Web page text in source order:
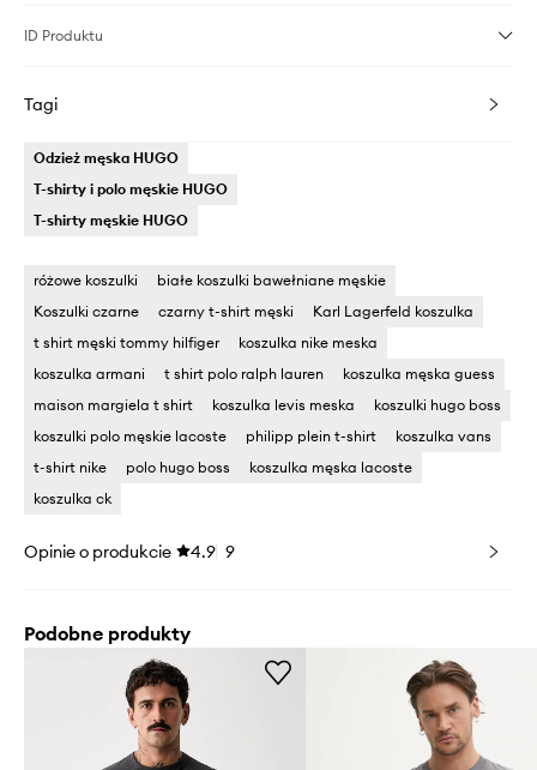
ID Produktu
Tagi
Odzież męska HUGO
T-shirty i polo męskie HUGO
T-shirty męskie HUGO
różowe koszulki
białe koszulki bawełniane męskie
Koszulki czarne
czarny t-shirt męski
Karl Lagerfeld koszulka
t shirt męski tommy hilfiger
koszulka nike meska
koszulka armani
t shirt polo ralph lauren
koszulka męska guess
maison margiela t shirt
koszulka levis meska
koszulki hugo boss
koszulki polo męskie lacoste
philipp plein t-shirt
koszulka vans
t-shirt nike
polo hugo boss
koszulka męska lacoste
koszulka ck
Opinie o produkcie 4.9 9
Podobne produkty